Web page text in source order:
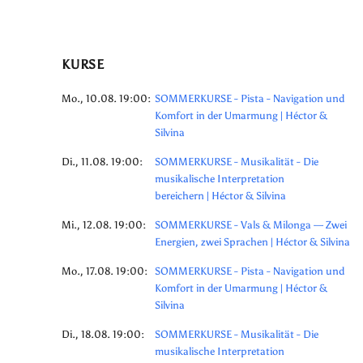
KURSE
Mo., 10.08. 19:00: SOMMERKURSE - Pista - Navigation und
Komfort in der Umarmung | Héctor &
Silvina
Di., 11.08. 19:00:
SOMMERKURSE - Musikalität - Die
musikalische Interpretation
bereichern | Héctor & Silvina
Mi., 12.08. 19:00:
SOMMERKURSE - Vals & Milonga — Zwei
Energien, zwei Sprachen | Héctor & Silvina
Mo., 17.08. 19:00: SOMMERKURSE - Pista - Navigation und
Komfort in der Umarmung | Héctor &
Silvina
Di., 18.08. 19:00:
SOMMERKURSE - Musikalität - Die
musikalische Interpretation